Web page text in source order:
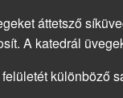
áttetsző
A katedrál
különböző